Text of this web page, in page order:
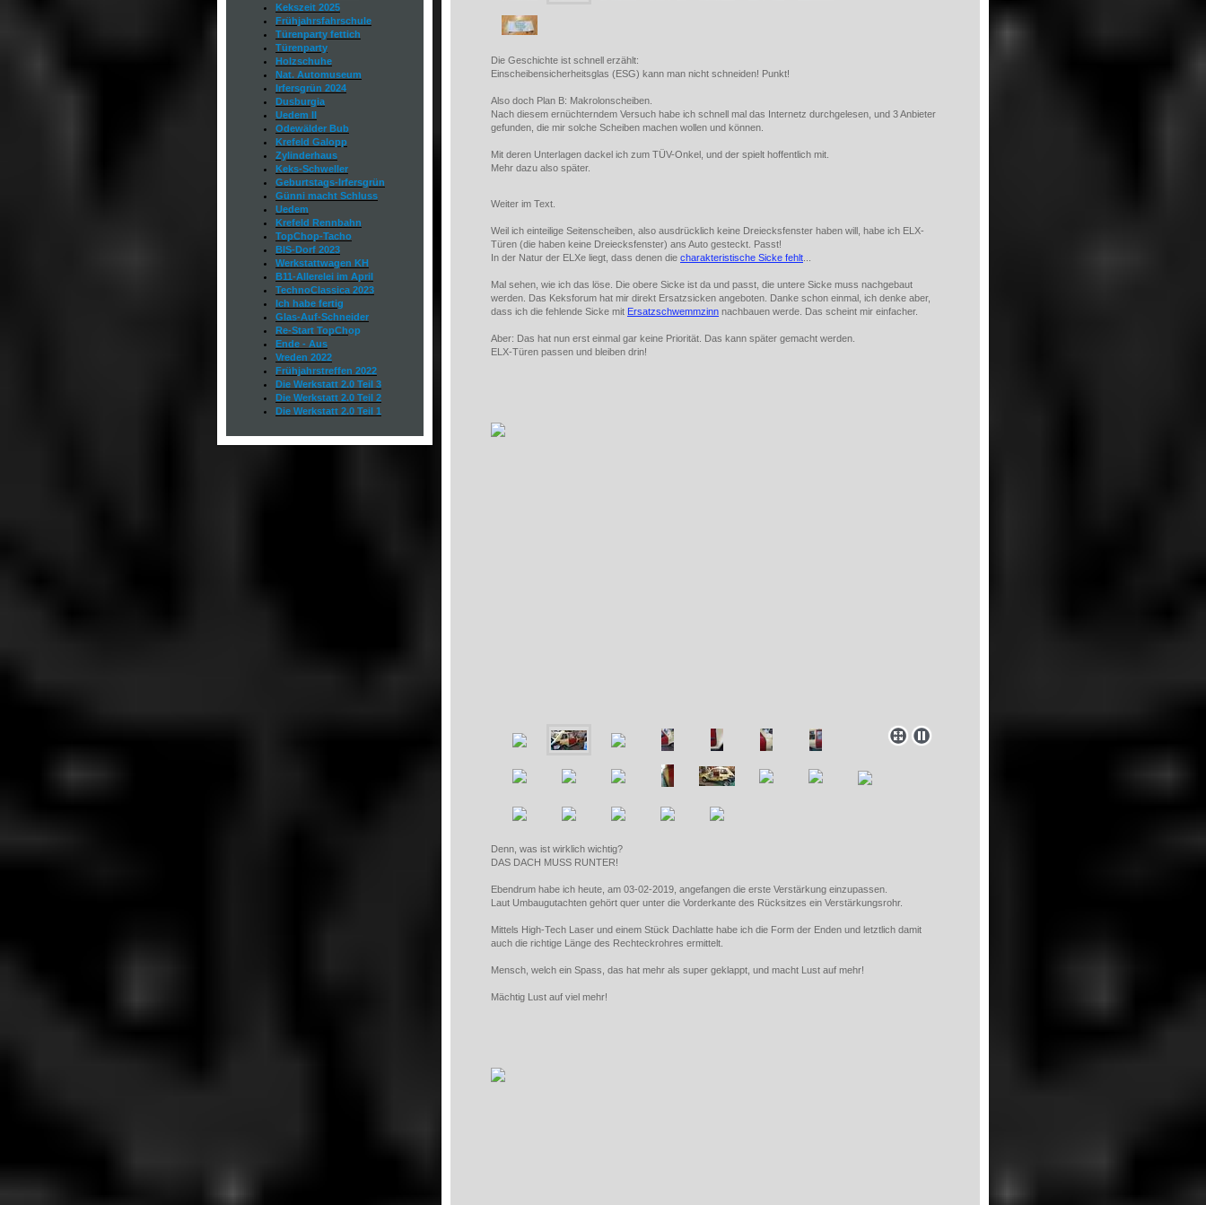
Kekszeit 2025
Frühjahrsfahrschule
Türenparty fettich
Türenparty
Holzschuhe
Nat. Automuseum
Irfersgrün 2024
Dusburgia
Uedem II
Odewälder Bub
Krefeld Galopp
Zylinderhaus
Keks-Schweller
Geburtstags-Irfersgrün
Günni macht Schluss
Uedem
Krefeld Rennbahn
TopChop-Tacho
BIS-Dorf 2023
Werkstattwagen KH
B11-Allerelei im April
TechnoClassica 2023
Ich habe fertig
Glas-Auf-Schneider
Re-Start TopChop
Ende - Aus
Vreden 2022
Frühjahrstreffen 2022
Die Werkstatt 2.0 Teil 3
Die Werkstatt 2.0 Teil 2
Die Werkstatt 2.0 Teil 1
Die Geschichte ist schnell erzählt:
Einscheibensicherheitsglas (ESG) kann man nicht schneiden! Punkt!
Also doch Plan B: Makrolonscheiben.
Nach diesem ernüchterndem Versuch habe ich schnell mal das Internetz durchgelesen, und 3 Anbieter
gefunden, die mir solche Scheiben machen wollen und können.
Mit deren Unterlagen dackel ich zum TÜV-Onkel, und der spielt hoffentlich mit.
Mehr dazu also später.
Weiter im Text.
Weil ich einteilige Seitenscheiben, also ausdrücklich keine Dreiecksfenster haben will, habe ich ELX-
Türen (die haben keine Dreiecksfenster) ans Auto gesteckt. Passt!
In der Natur der ELXe liegt, dass denen die charakteristische Sicke fehlt
Mal sehen, wie ich das löse. Die obere Sicke ist da und passt, die untere Sicke muss nachgebaut
werden. Das Keksforum hat mir direkt Ersatzsicken angeboten. Danke schon einmal, ich denke aber,
dass ich die fehlende Sicke mit Ersatzschwemmzinn nachbauen werde. Das scheint mir einfacher.
Aber: Das hat nun erst einmal gar keine Priorität. Das kann später gemacht werden.
ELX-Türen passen und bleiben drin!
Denn, was ist wirklich wichtig?
DAS DACH MUSS RUNTER!
Ebendrum habe ich heute, am 03-02-2019, angefangen die erste Verstärkung einzupassen.
Laut Umbaugutachten gehört quer unter die Vorderkante des Rücksitzes ein Verstärkungsrohr.
Mittels High-Tech Laser und einem Stück Dachlatte habe ich die Form der Enden und letztlich damit
auch die richtige Länge des Rechteckrohres ermittelt.
Mensch, welch ein Spass, das hat mehr als super geklappt, und macht Lust auf mehr!
Mächtig Lust auf viel mehr!